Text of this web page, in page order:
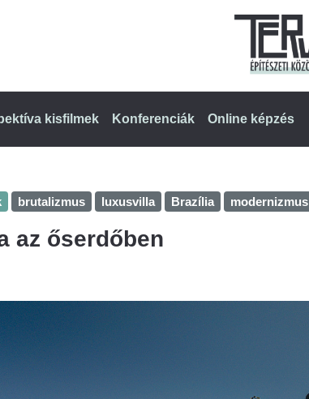
kisfilmek Konferenciák Online képzés
brutalizmus luxusvilla Brazília modernizmus
az őserdőben